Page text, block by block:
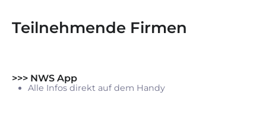
Teilnehmende Firmen
>>> NWS App
Alle Infos direkt auf dem Handy